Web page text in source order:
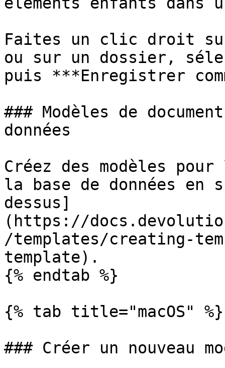
Faites un clic droit
ou sur un dossier,
puis ***Enregistrer
### Modèles de
données
Créez des modèles
la base de données
dessus]
(https://
/templates/creating-
template).
{% endtab %}
{% tab title="macOS" %}
### Créer un nouveau